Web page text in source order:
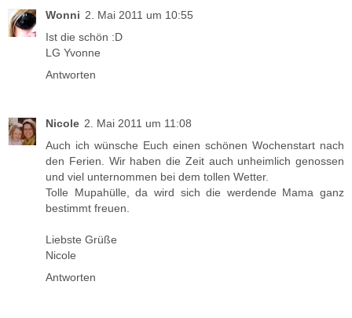
Wonni 2. Mai 2011 um 10:55
Ist die schön :D
LG Yvonne
Antworten
Nicole 2. Mai 2011 um 11:08
Auch ich wünsche Euch einen schönen Wochenstart nach
den Ferien. Wir haben die Zeit auch unheimlich genossen
und viel unternommen bei dem tollen Wetter.
Tolle Mupahülle, da wird sich die werdende Mama ganz
bestimmt freuen.
Liebste Grüße
Nicole
Antworten